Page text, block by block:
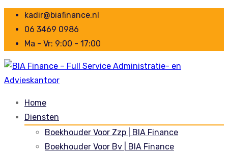
kadir@biafinance.nl
06 3469 0986
Ma - Vr: 9:00 - 17:00
Home
Diensten
Boekhouder Voor Zzp | BIA Finance
Boekhouder Voor Bv | BIA Finance